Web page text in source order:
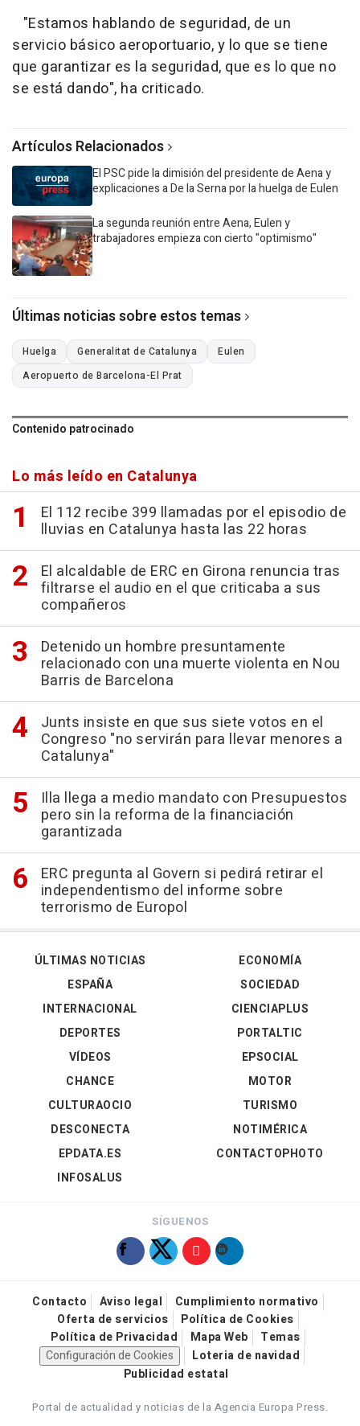
"Estamos hablando de seguridad, de un
servicio básico aeroportuario, y lo que se tiene
que garantizar es la seguridad, que es lo que no
se está dando", ha criticado.
Artículos Relacionados
El PSC pide la dimisión del presidente de Aena y
explicaciones a De la Serna por la huelga de Eulen
La segunda reunión entre Aena, Eulen y
trabajadores empieza con cierto "optimismo"
Últimas noticias sobre estos temas
Huelga Generalitat de Catalunya
Eulen
Aeropuerto de Barcelona-El Prat
Contenido patrocinado
Lo más leído en Catalunya
El 112 recibe 399 llamadas por el episodio de
lluvias en Catalunya hasta las 22 horas
El alcaldable de ERC en Girona renuncia tras
filtrarse el audio en el que criticaba a sus
compañeros
Detenido un hombre presuntamente
relacionado con una muerte violenta en Nou
Barris de Barcelona
Junts insiste en que sus siete votos en el
Congreso "no servirán para llevar menores a
Catalunya"
Illa llega a medio mandato con Presupuestos
pero sin la reforma de la financiación
garantizada
ERC pregunta al Govern si pedirá retirar el
independentismo del informe sobre
terrorismo de Europol
ÚLTIMAS NOTICIAS
ESPAÑA
INTERNACIONAL
DEPORTES
VÍDEOS
ECONOMÍA
SOCIEDAD
CIENCIAPLUS
PORTALTIC
EPSOCIAL
CHANCE
CULTURAOCIO
DESCONECTA
EPDATA.ES
INFOSALUS
MOTOR
TURISMO
NOTIMÉRICA
CONTACTOPHOTO
SÍGUENOS
Contacto Aviso legal
Cumplimiento normativo
Oferta de servicios
Política de Cookies
Política de Privacidad
Mapa Web
Temas
Configuración de Cookies
Loteria de navidad
Publicidad estatal
Portal de actualidad y noticias de la Agencia Europa Press.